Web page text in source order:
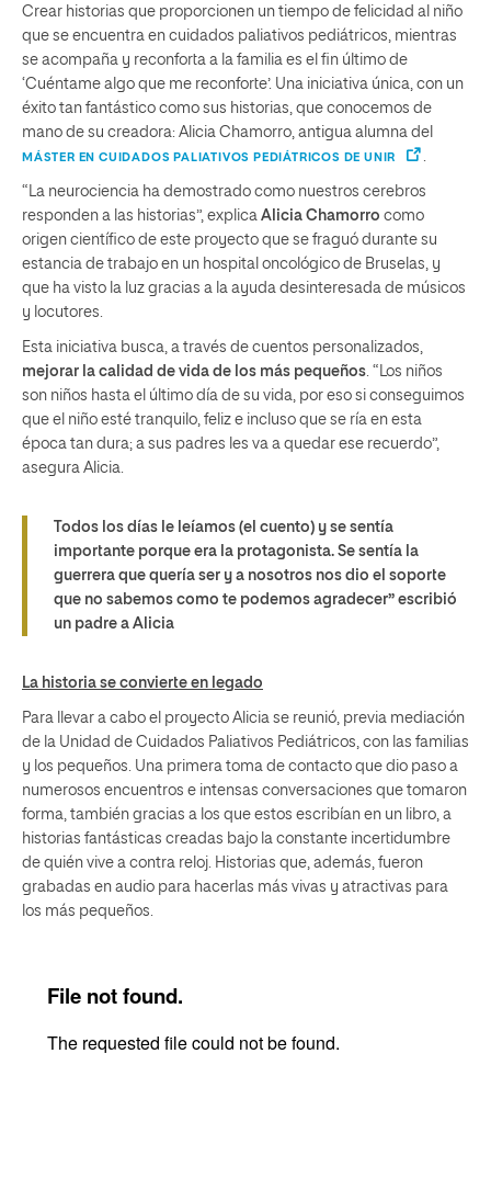
Crear historias que proporcionen un tiempo de felicidad al niño
que se encuentra en cuidados paliativos pediátricos, mientras
se acompaña y reconforta a la familia es el fin último de
‘Cuéntame algo que me reconforte’. Una iniciativa única, con un
éxito tan fantástico como sus historias, que conocemos de
mano de su creadora: Alicia Chamorro, antigua alumna del
MÁSTER EN CUIDADOS PALIATIVOS PEDIÁTRICOS DE UNIR .
“La neurociencia ha demostrado como nuestros cerebros
responden a las historias”, explica Alicia Chamorro como
origen científico de este proyecto que se fraguó durante su
estancia de trabajo en un hospital oncológico de Bruselas, y
que ha visto la luz gracias a la ayuda desinteresada de músicos
y locutores.
Esta iniciativa busca, a través de cuentos personalizados,
mejorar la calidad de vida de los más pequeños. “Los niños
son niños hasta el último día de su vida, por eso si conseguimos
que el niño esté tranquilo, feliz e incluso que se ría en esta
época tan dura; a sus padres les va a quedar ese recuerdo”,
asegura Alicia.
Todos los días le leíamos (el cuento) y se sentía
importante porque era la protagonista. Se sentía la
guerrera que quería ser y a nosotros nos dio el soporte
que no sabemos como te podemos agradecer” escribió
un padre a Alicia
La historia se convierte en legado
Para llevar a cabo el proyecto Alicia se reunió, previa mediación
de la Unidad de Cuidados Paliativos Pediátricos, con las familias
y los pequeños. Una primera toma de contacto que dio paso a
numerosos encuentros e intensas conversaciones que tomaron
forma, también gracias a los que estos escribían en un libro, a
historias fantásticas creadas bajo la constante incertidumbre
de quién vive a contra reloj. Historias que, además, fueron
grabadas en audio para hacerlas más vivas y atractivas para
los más pequeños.